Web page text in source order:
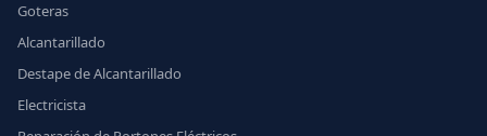
Goteras
Alcantarillado
Destape de Alcantarillado
Electricista